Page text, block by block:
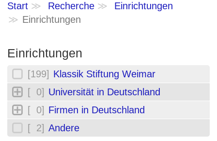
Start Recherche
Einrichtungen
Einrichtungen
Einrichtungen
[199] Klassik Stiftung Weimar
[ 0] Universität in Deutschland
[ 0] Firmen in Deutschland
[ 2] Andere